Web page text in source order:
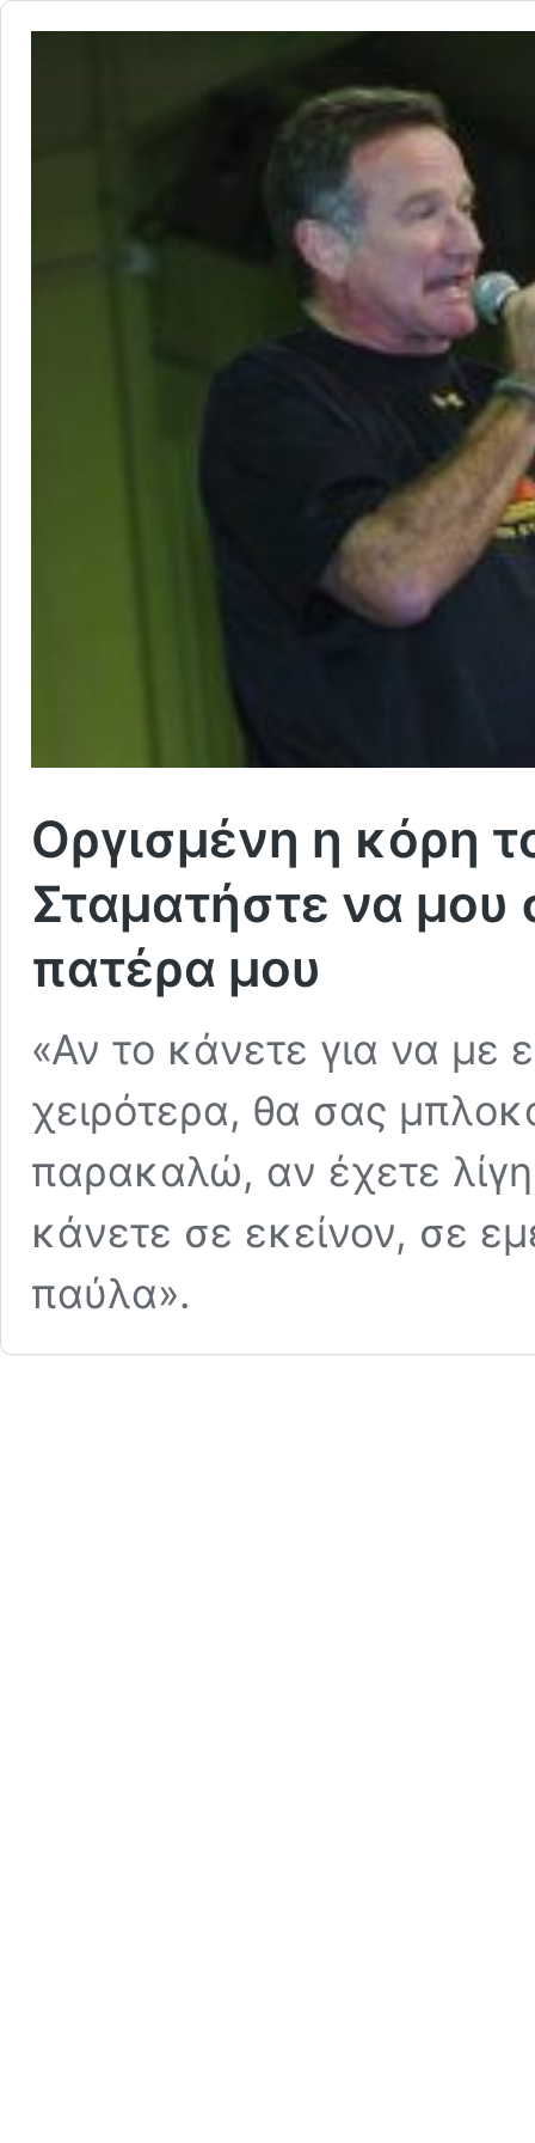
Οργισμένη η κόρη
Σταματήστε να μου
πατέρα μου
«Αν το κάνετε για να με
χειρότερα, θα σας
παρακαλώ, αν έχετε
κάνετε σε εκείνον, σε
παύλα».